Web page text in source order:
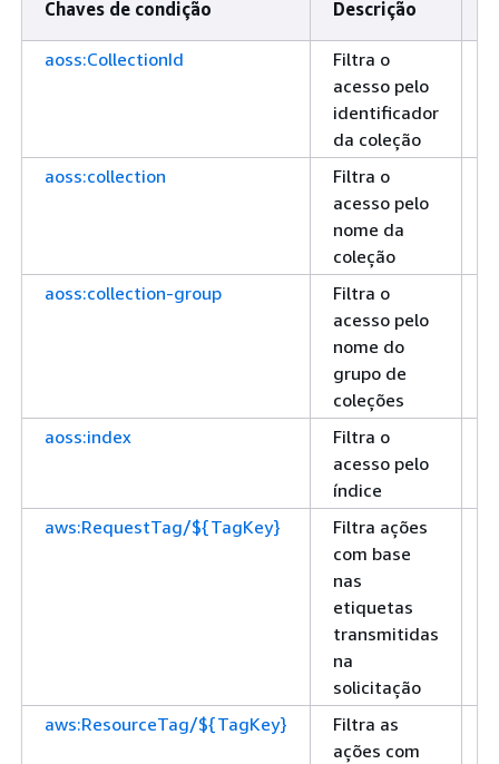
Chaves de condição Descrição
aoss:CollectionId
Filtra o
acesso pelo
identificador
da coleção
aoss:collection
Filtra o
acesso pelo
nome da
coleção
aoss:collection-group
Filtra o
acesso pelo
nome do
grupo de
coleções
aoss:index
Filtra o
acesso pelo
índice
aws:RequestTag/${TagKey}
Filtra ações
com base
nas
etiquetas
transmitidas
na
solicitação
aws:ResourceTag/${TagKey}
Filtra as
ações com